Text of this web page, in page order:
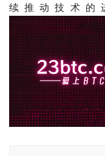
续推动技术的